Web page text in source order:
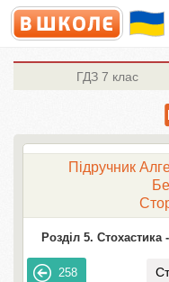
ГДЗ 7 клас
Підручник
Розділ 5. Стохастика -
258